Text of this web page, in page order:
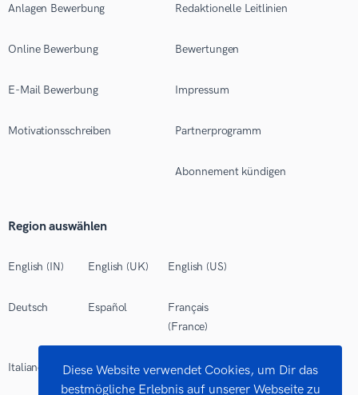
Anlagen Bewerbung
Online Bewerbung
E-Mail Bewerbung
Motivationsschreiben
Redaktionelle Leitlinien
Bewertungen
Impressum
Partnerprogramm
Abonnement kündigen
Region auswählen
English (IN) English (UK) English (US)
Deutsch Español
Français
(France)
Italiano Polski
Português
(Brasil)
Diese Website verwendet Cookies, um Dir das
bestmögliche Erlebnis auf unserer Webseite zu